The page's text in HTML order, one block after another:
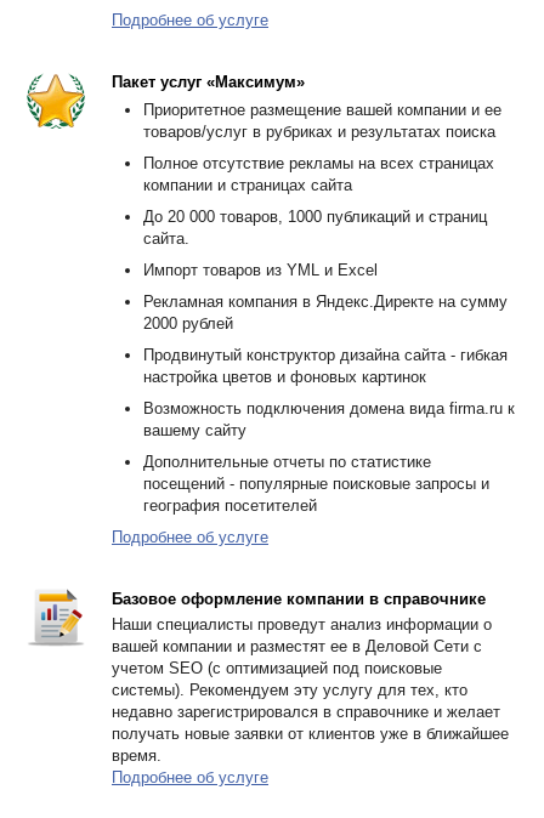
Подробнее об услуге
Пакет услуг «Максимум»
Приоритетное размещение вашей компании и ее
товаров/услуг в рубриках и результатах поиска
Полное отсутствие рекламы на всех страницах
компании и страницах сайта
До 20 000 товаров, 1000 публикаций и страниц
сайта.
Импорт товаров из YML и Excel
Рекламная компания в Яндекс.Директе на сумму
2000 рублей
Продвинутый конструктор дизайна сайта - гибкая
настройка цветов и фоновых картинок
Возможность подключения домена вида firma.ru к
вашему сайту
Дополнительные отчеты по статистике
посещений - популярные поисковые запросы и
география посетителей
Подробнее об услуге
Базовое оформление компании в справочнике
Наши специалисты проведут анализ информации о
вашей компании и разместят ее в Деловой Сети с
учетом SEO (с оптимизацией под поисковые
системы). Рекомендуем эту услугу для тех, кто
недавно зарегистрировался в справочнике и желает
получать новые заявки от клиентов уже в ближайшее
время.
Подробнее об услуге